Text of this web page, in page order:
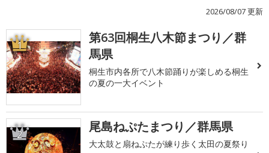
2026/08/07 更新
1
第63回桐生八木節まつり／群
馬県
桐生市内各所で八木節踊りが楽しめる桐生
の夏の一大イベント
2 尾島ねぷたまつり／群馬県
大太鼓と扇ねぷたが練り歩く太田の夏祭り